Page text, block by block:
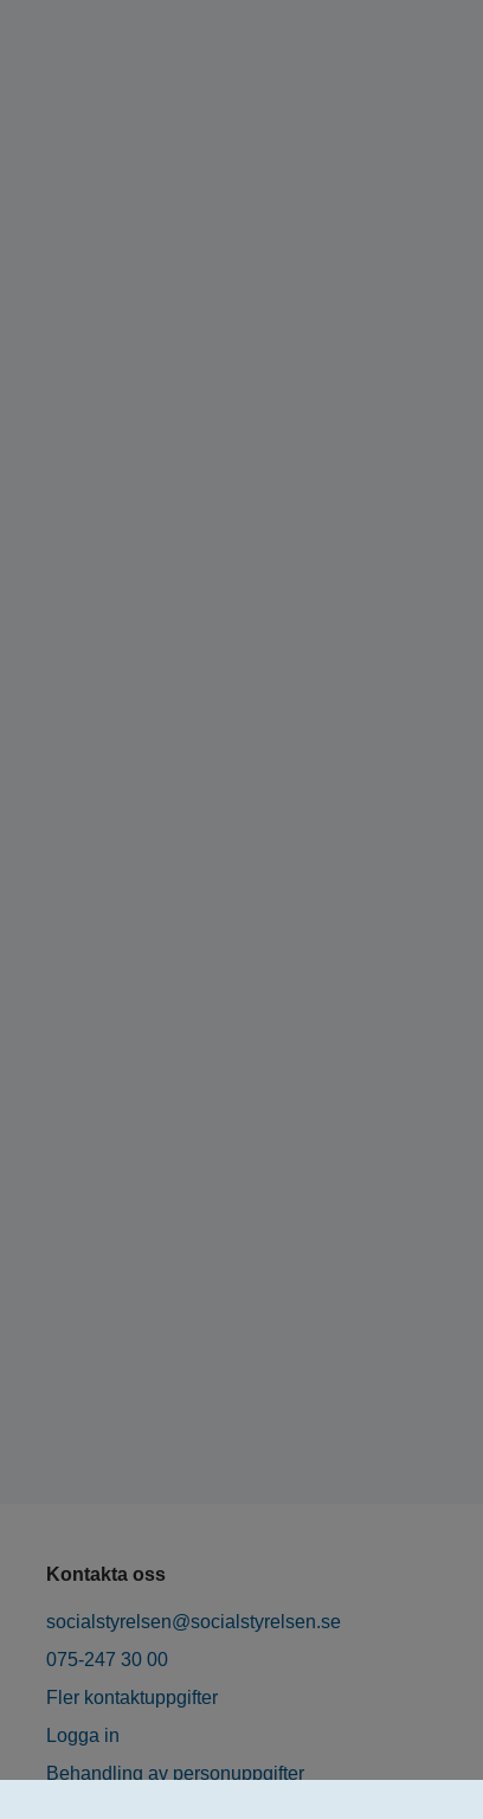
Kontakta oss
socialstyrelsen@socialstyrelsen.se
075-247 30 00
Fler kontaktuppgifter
Logga in
Behandling av personuppgifter